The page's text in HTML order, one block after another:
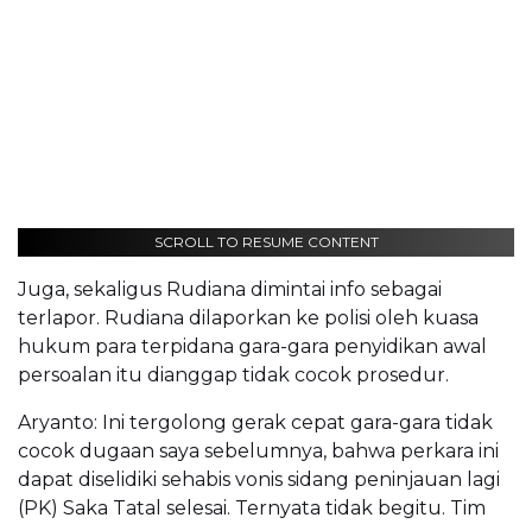
SCROLL TO RESUME CONTENT
Juga, sekaligus Rudiana dimintai info sebagai
terlapor. Rudiana dilaporkan ke polisi oleh kuasa
hukum para terpidana gara-gara penyidikan awal
persoalan itu dianggap tidak cocok prosedur.
Aryanto: Ini tergolong gerak cepat gara-gara tidak
cocok dugaan saya sebelumnya, bahwa perkara ini
dapat diselidiki sehabis vonis sidang peninjauan lagi
(PK) Saka Tatal selesai. Ternyata tidak begitu. Tim